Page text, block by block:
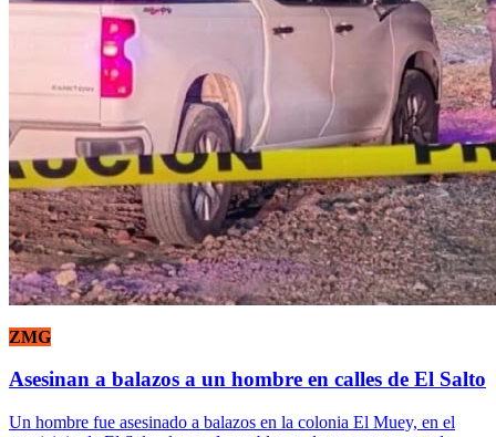
ZMG
Asesinan a balazos a un hombre en calles de El Salto
Un hombre fue asesinado a balazos en la colonia El Muey, en el